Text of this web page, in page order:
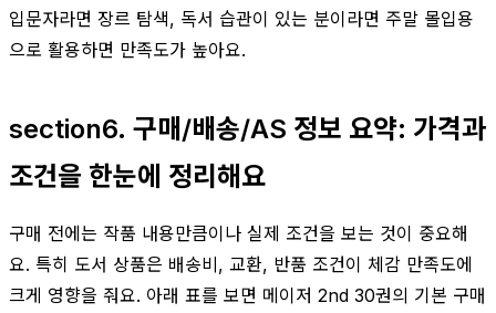
입문자라면 장르 탐색, 독서 습관이 있는 분이라면 주말 몰입용
으로 활용하면 만족도가 높아요.
section6. 구매/배송/AS 정보 요약: 가격과
조건을 한눈에 정리해요
구매 전에는 작품 내용만큼이나 실제 조건을 보는 것이 중요해
요. 특히 도서 상품은 배송비, 교환, 반품 조건이 체감 만족도에
크게 영향을 줘요. 아래 표를 보면 메이저 2nd 30권의 기본 구매